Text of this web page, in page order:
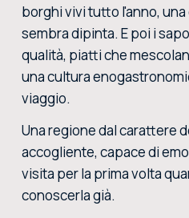
borghi vivi tutto l'anno,
sembra dipinta. E poi i
qualità, piatti che
una cultura
viaggio.
Una regione dal carattere
accogliente, capace di
visita per la prima volta
conoscerla già.